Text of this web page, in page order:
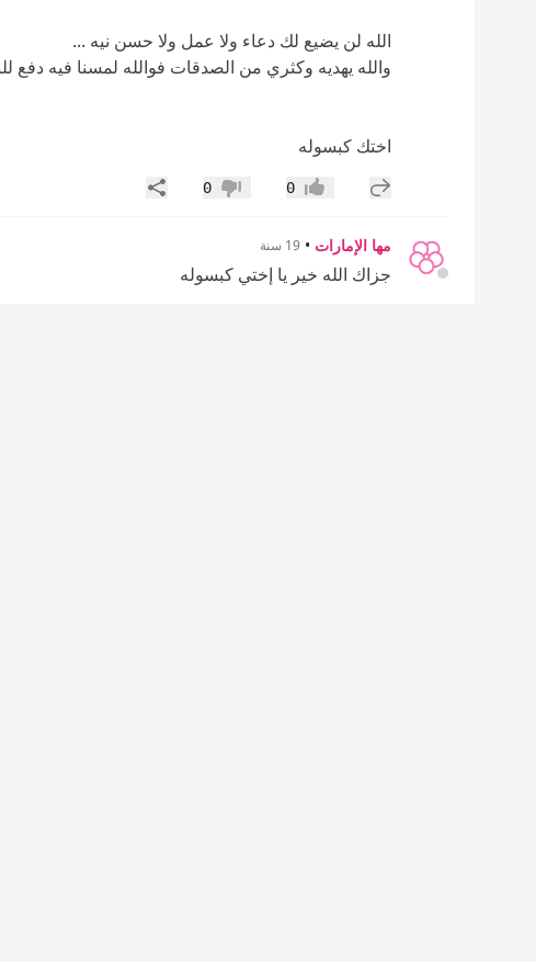
الله لن يضيع لك دعاء ولا عمل ولا حسن نيه ...
والله يهديه وكثري من الصدقات فوالله لمسنا فيه دفع
اختك كبسوله
إضافة رد جديد
إعجاب0 عدم إعجاب
0 مشاركة
مها الإمارات • 19 سنة
جزاك الله خير يا إختي كبسوله